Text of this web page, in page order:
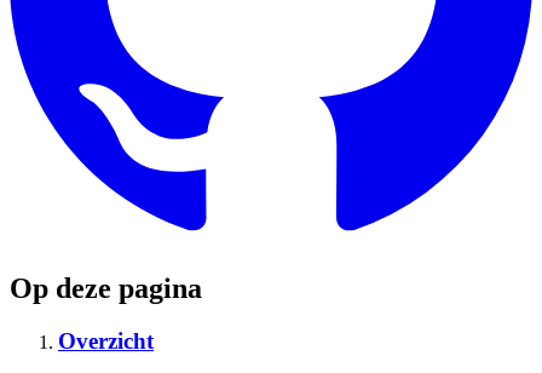
Op deze pagina
Overzicht